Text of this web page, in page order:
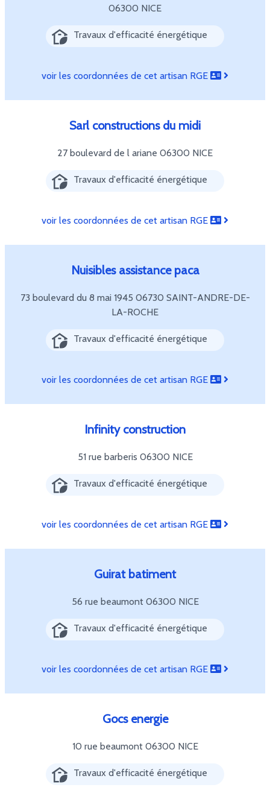
06300 NICE
Travaux d'efficacité énergétique
voir les coordonnées de cet artisan RGE
Sarl constructions du midi
27 boulevard de l ariane 06300 NICE
Travaux d'efficacité énergétique
voir les coordonnées de cet artisan RGE
Nuisibles assistance paca
73 boulevard du 8 mai 1945 06730 SAINT-ANDRE-DE-
LA-ROCHE
Travaux d'efficacité énergétique
voir les coordonnées de cet artisan RGE
Infinity construction
51 rue barberis 06300 NICE
Travaux d'efficacité énergétique
voir les coordonnées de cet artisan RGE
Guirat batiment
56 rue beaumont 06300 NICE
Travaux d'efficacité énergétique
voir les coordonnées de cet artisan RGE
Gocs energie
10 rue beaumont 06300 NICE
Travaux d'efficacité énergétique